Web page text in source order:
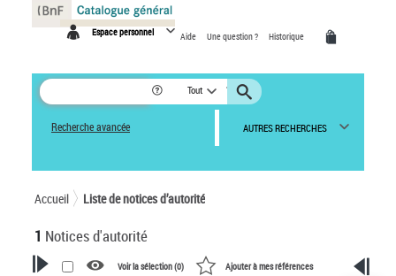
Espace personnel Aide Une question ? Historique
Tout
Recherche avancée AUTRES RECHERCHES
Accueil Liste de notices d’autorité
1 Notices d'autorité
Voir la sélection (0) Ajouter à mes références
Panneau de gestion des cookies